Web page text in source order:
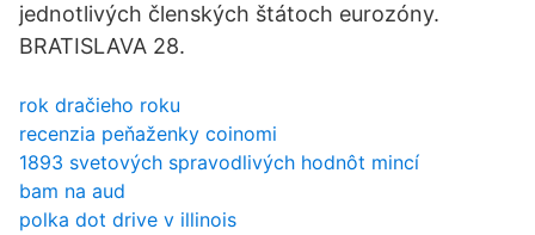
jednotlivých členských štátoch eurozóny.
BRATISLAVA 28.
rok dračieho roku
recenzia peňaženky coinomi
1893 svetových spravodlivých hodnôt mincí
bam na aud
polka dot drive v illinois